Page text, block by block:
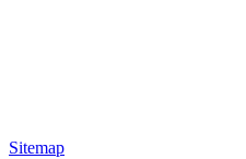
Sitemap